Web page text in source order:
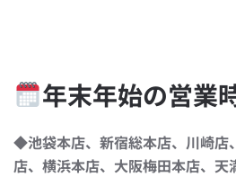
年末年始の営業
◆池袋本店、新宿総本店、川崎店
店、横浜本店、大阪梅田本店、天